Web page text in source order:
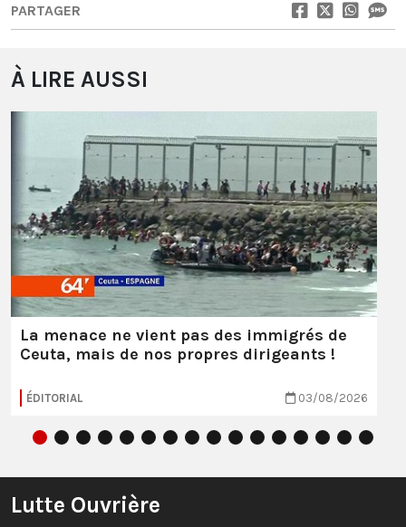
PARTAGER
À LIRE AUSSI
La menace ne vient pas des immigrés de
Ceuta, mais de nos propres dirigeants !
ÉDITORIAL 03/08/2026
Lutte Ouvrière